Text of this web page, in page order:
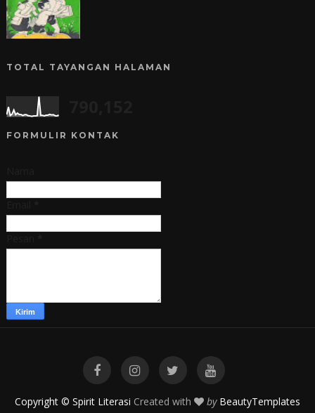
TOTAL TAYANGAN HALAMAN
FORMULIR KONTAK
Copyright © Spirit Literasi Created with by BeautyTemplates